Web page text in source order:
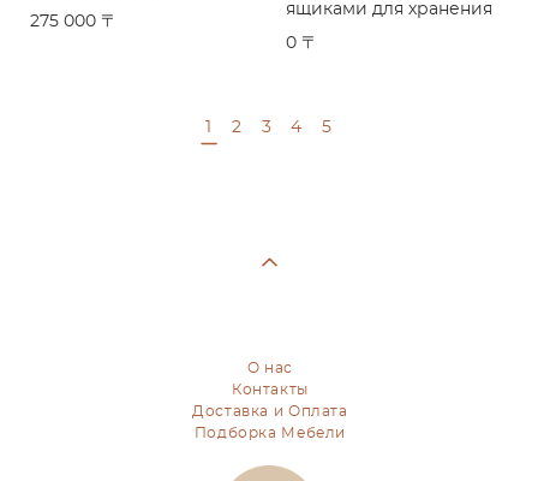
275 000 〒
ящиками для хранения
0 〒
2 3 4 5
О нас
Контакты
Доставка и Оплата
Подборка Мебели